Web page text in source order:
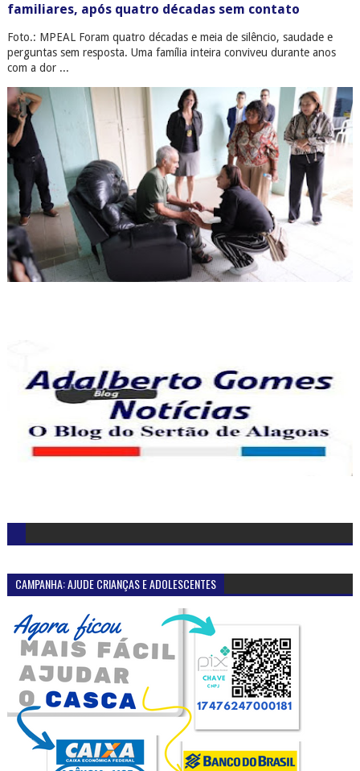
familiares, após quatro décadas sem contato
Foto.: MPEAL Foram quatro décadas e meia de silêncio, saudade e
perguntas sem resposta. Uma família inteira conviveu durante anos
com a dor ...
CAMPANHA: AJUDE CRIANÇAS E ADOLESCENTES